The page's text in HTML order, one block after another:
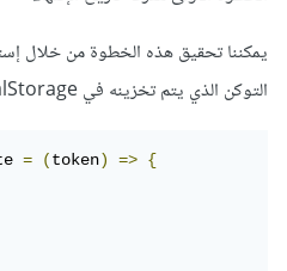
يمكننا تحقيق هذه الخطوة من خلال
التوكن الذي يتم تخزينه في LocalStorage وتكون مشفره كالتالي:
= (token) =>
{